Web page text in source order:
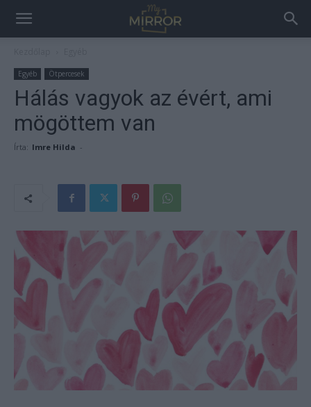
Egyéb Ötpercesek
Hálás vagyok az évért, ami
mögöttem van
Írta: Imre Hilda -